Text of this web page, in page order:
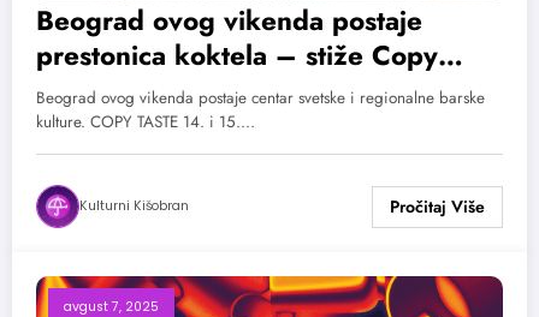
Beograd ovog vikenda postaje
prestonica koktela – stiže Copy
Taste!
Beograd ovog vikenda postaje centar svetske i regionalne barske
kulture. COPY TASTE 14. i 15.…
Kulturni Kišobran
avgust 7, 2025